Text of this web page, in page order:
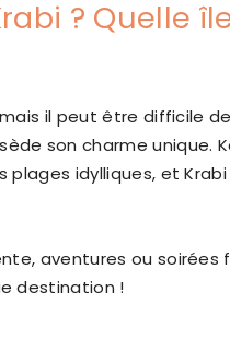
? Quelle
il peut être difficile
son charme unique.
plages idylliques, et
aventures ou soirées
destination !